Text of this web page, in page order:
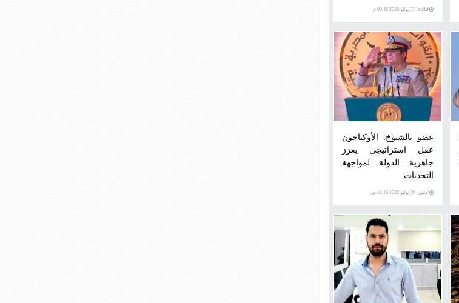
الثلاثاء، 07 يوليو 2026 06:38 م
عضو بالشيوخ: الأوكتاجون
عقل استراتيجى يعزز
جاهزية الدولة لمواجهة
التحديات
الإثنين، 06 يوليو 2026 11:48 ص